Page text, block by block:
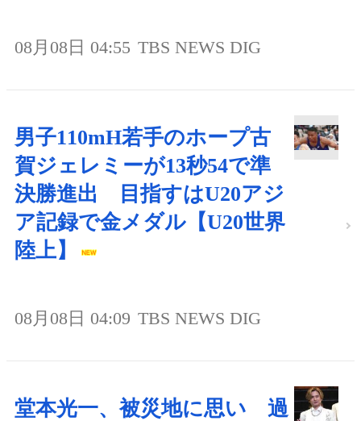
08月08日 04:55 TBS NEWS DIG
男子110mH若手のホープ古
賀ジェレミーが13秒54で準
決勝進出 目指すはU20アジ
ア記録で金メダル【U20世界
陸上】
08月08日 04:09 TBS NEWS DIG
堂本光一、被災地に思い 過